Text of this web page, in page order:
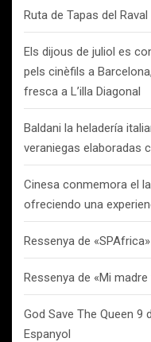
Ruta de Tapas del
Els dijous de juliol es
pels cinèfils a
fresca a L’illa Diagonal
Baldani la heladería
veraniegas elaboradas
Cinesa conmemora el
ofreciendo una
Ressenya de
Ressenya de «Mi
God Save The Queen 9
Espanyol